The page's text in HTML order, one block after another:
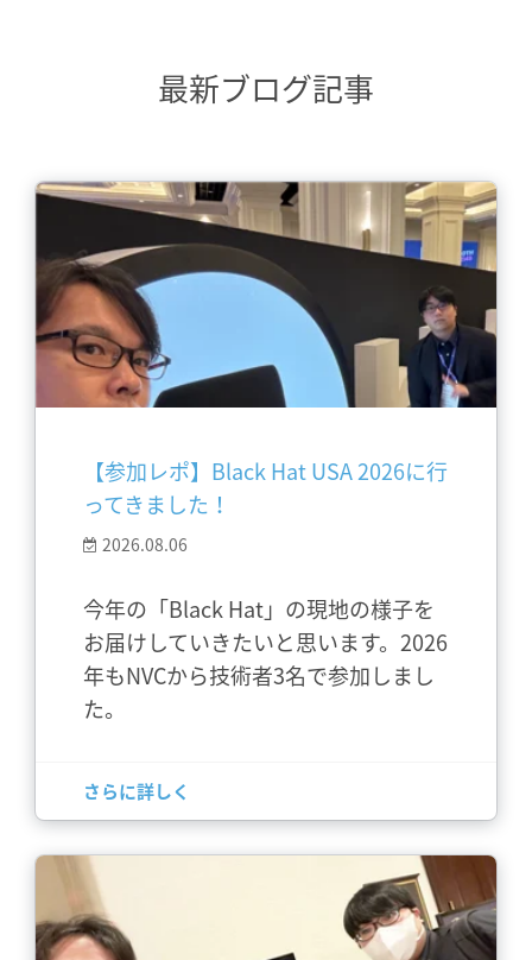
最新ブログ記事
【参加レポ】Black Hat USA 2026に行
ってきました！
2026.08.06
今年の「Black Hat」の現地の様子を
お届けしていきたいと思います。2026
年もNVCから技術者3名で参加しまし
た。
さらに詳しく